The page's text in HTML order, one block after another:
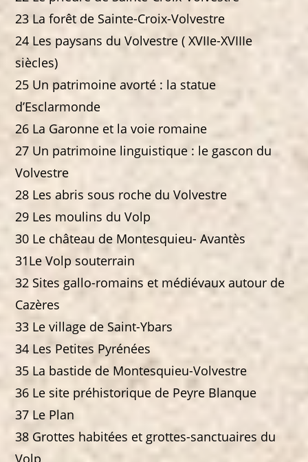
23 La forêt de Sainte-Croix-Volvestre
24 Les paysans du Volvestre ( XVIIe-XVIIIe
siècles)
25 Un patrimoine avorté : la statue
d’Esclarmonde
26 La Garonne et la voie romaine
27 Un patrimoine linguistique : le gascon du
Volvestre
28 Les abris sous roche du Volvestre
29 Les moulins du Volp
30 Le château de Montesquieu- Avantès
31Le Volp souterrain
32 Sites gallo-romains et médiévaux autour de
Cazères
33 Le village de Saint-Ybars
34 Les Petites Pyrénées
35 La bastide de Montesquieu-Volvestre
36 Le site préhistorique de Peyre Blanque
37 Le Plan
38 Grottes habitées et grottes-sanctuaires du
Volp